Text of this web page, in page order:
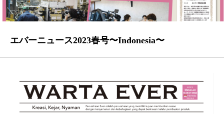
エバーニュース2023春号〜Indonesia〜